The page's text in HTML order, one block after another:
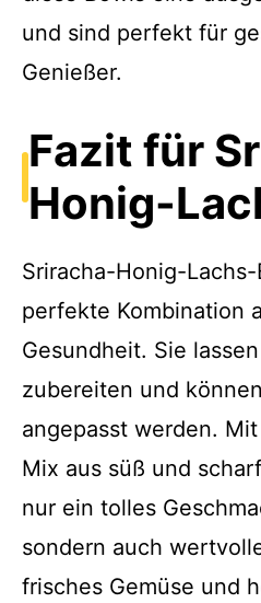
und sind perfekt für
Genießer.
Fazit für
Honig-
Sriracha-Honig-
perfekte Kombination
Gesundheit. Sie
zubereiten und
angepasst werden.
Mix aus süß und
nur ein tolles
sondern auch
frisches Gemüse und